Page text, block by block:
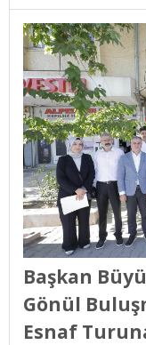
Başkan
Gönül
Esnaf